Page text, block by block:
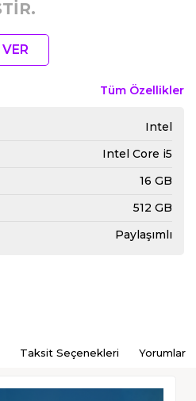
Tüm Özellikler
Intel
Intel Core i5
16 GB
512 GB
Paylaşımlı
Taksit Seçenekleri Yorumlar